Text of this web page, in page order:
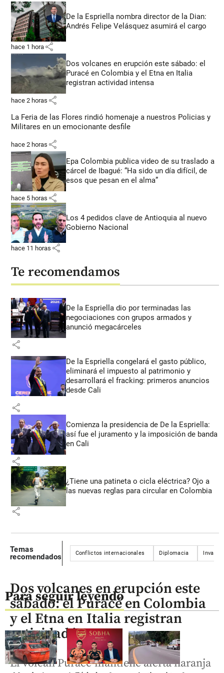
De la Espriella nombra director de la Dian:
Andrés Felipe Velásquez asumirá el cargo
hace 1 hora share
Dos volcanes en erupción este sábado: el
Puracé en Colombia y el Etna en Italia
registran actividad intensa
hace 2 horas share
La Feria de las Flores rindió homenaje a nuestros Policias y
Militares en un emocionante desfile
hace 2 horas share
Epa Colombia publica video de su traslado a
cárcel de Ibagué: “Ha sido un día difícil, de
esos que pesan en el alma”
hace 5 horas share
Los 4 pedidos clave de Antioquia al nuevo
Gobierno Nacional
hace 11 horas share
Te recomendamos
De la Espriella dio por terminadas las
negociaciones con grupos armados y
anunció megacárceles
share
De la Espriella congelará el gasto público,
eliminará el impuesto al patrimonio y
desarrollará el fracking: primeros anuncios
desde Cali
share
Comienza la presidencia de De la Espriella:
así fue el juramento y la imposición de banda
en Cali
share
¿Tiene una patineta o cicla eléctrica? Ojo a
las nuevas reglas para circular en Colombia
share
Temas
recomendados
Conflictos internacionales Diplomacia
Para seguir leyendo
Dos volcanes en erupción este
sábado: el Puracé en Colombia
y el Etna en Italia registran
actividad intensa
El volcán Puracé mantiene alerta naranja